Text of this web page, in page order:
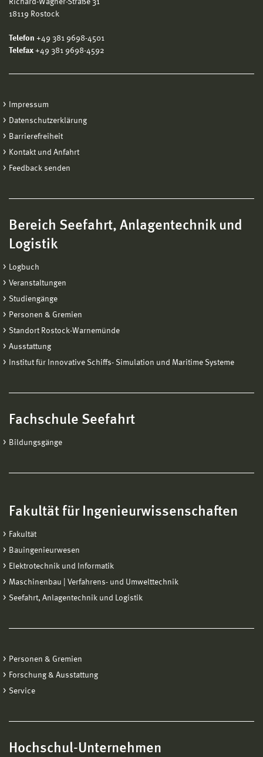
Richard-Wagner-Straße 31
18119 Rostock
Telefon +49 381 9698-4501
Telefax +49 381 9698-4592
Impressum
Datenschutzerklärung
Barrierefreiheit
Kontakt und Anfahrt
Feedback senden
Bereich Seefahrt, Anlagentechnik und
Logistik
Logbuch
Veranstaltungen
Studiengänge
Personen & Gremien
Standort Rostock-Warnemünde
Ausstattung
Institut für Innovative Schiffs- Simulation und Maritime Systeme
Fachschule Seefahrt
Bildungsgänge
Fakultät für Ingenieurwissenschaften
Fakultät
Bauingenieurwesen
Elektrotechnik und Informatik
Maschinenbau | Verfahrens- und Umwelttechnik
Seefahrt, Anlagentechnik und Logistik
Personen & Gremien
Forschung & Ausstattung
Service
Hochschul-Unternehmen